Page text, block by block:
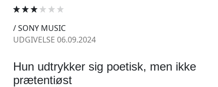
/ SONY MUSIC
UDGIVELSE 06.09.2024
Hun udtrykker sig poetisk, men ikke
prætentiøst